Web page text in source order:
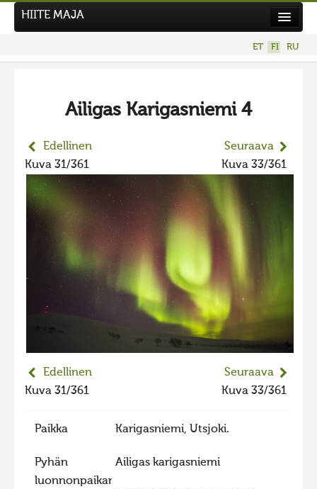
Hiite kuvavõistlus 2026
Hiisien kuvakilpailu 2025
2025 kuvakilpailu lisä
Hiisien kuvakilpailu 2024
2024 kuvakilpailu lisä
Liikkuvat kuvat 2024
Hiisien kuvakilpailu 2023
2023 kuvakilpailu lisä
Liikkuvat kuvat 2022
Hiite kuvavõistlus 2021
Liikkuvat kuvat 2021
HIITE MAJA
ET FI RU
Ailigas Karigasniemi 4
Edellinen
Kuva 31/361
Seuraava
Kuva 33/361
Edellinen
Kuva 31/361
Seuraava
Kuva 33/361
Paikka Karigasniemi, Utsjoki.
Pyhän
luonnonpaikan
Ailigas karigasniemi